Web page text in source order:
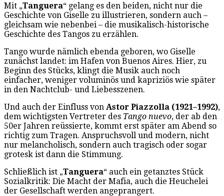
Mit „Tanguera“ gelang es den beiden, nicht nur die
Geschichte von Giselle zu illustrieren, sondern auch –
gleichsam wie nebenbei – die musikalisch-historische
Geschichte des Tangos zu erzählen.
Tango wurde nämlich ebenda geboren, wo Giselle
zunächst landet: im Hafen von Buenos Aires. Hier, zu
Beginn des Stücks, klingt die Musik auch noch
einfacher, weniger voluminös und kapriziös wie später
in den Nachtclub- und Liebesszenen.
Und auch der Einfluss von Astor Piazzolla (1921–1992),
dem wichtigsten Vertreter des Tango nuevo, der ab den
50er Jahren reüssierte, kommt erst später am Abend so
richtig zum Tragen. Anspruchsvoll und modern, nicht
nur melancholisch, sondern auch tragisch oder sogar
grotesk ist dann die Stimmung.
Schließlich ist „Tanguera“ auch ein getanztes Stück
Sozialkritik: Die Macht der Mafia, auch die Heuchelei
der Gesellschaft werden angeprangert.